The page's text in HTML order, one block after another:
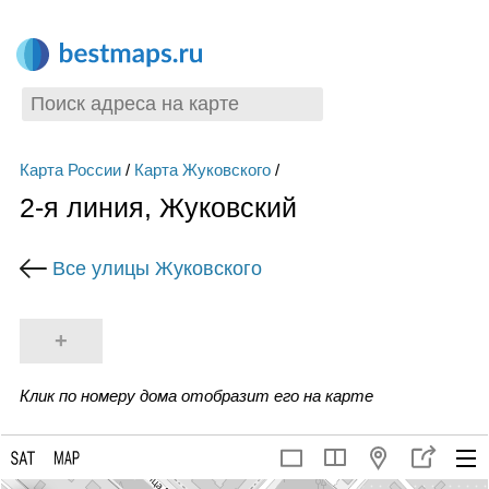
Карта России/ Карта Жуковского/
2-я линия, Жуковский
Все улицы Жуковского
+
Клик по номеру дома отобразит его на карте